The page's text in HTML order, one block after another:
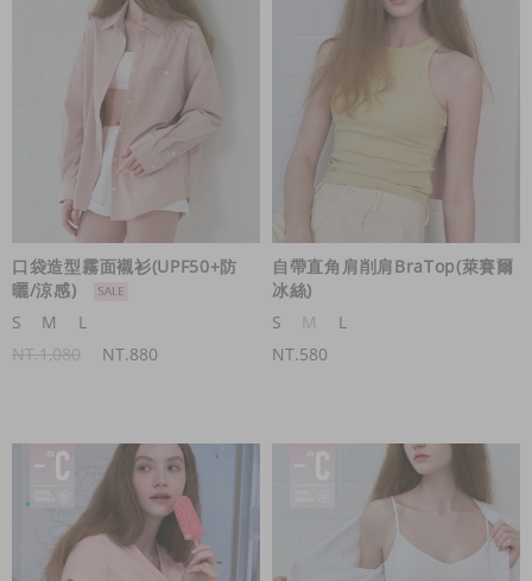
口袋造型霧面襯衫(UPF50+防
曬/涼感)
S
M
L
NT.1,080
NT.880
自帶直角肩削肩BraTop(萊賽爾
冰絲)
S
M
L
NT.580